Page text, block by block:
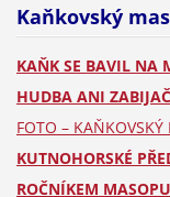
Kaňkovský
KAŇK SE BAVIL NA
HUDBA ANI
FOTO –
KUTNOHORSKÉ
ROČNÍKEM